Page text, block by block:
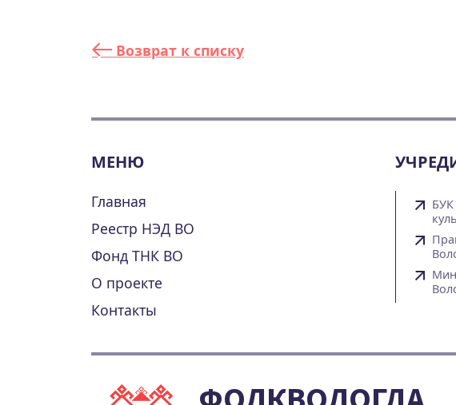
Возврат к списку
МЕНЮ
Главная
Реестр НЭД ВО
Фонд ТНК ВО
О проекте
Контакты